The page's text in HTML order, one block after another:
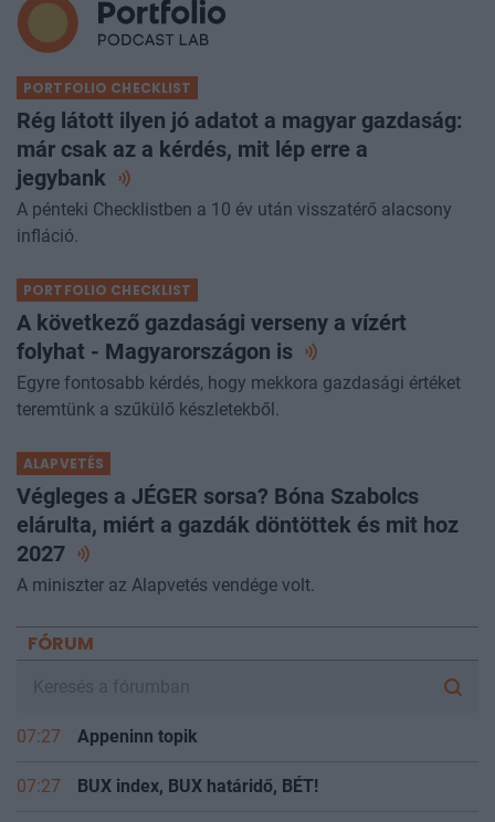
PORTFOLIO CHECKLIST
Rég látott ilyen jó adatot a magyar gazdaság:
már csak az a kérdés, mit lép erre a
jegybank
A pénteki Checklistben a 10 év után visszatérő alacsony
infláció.
PORTFOLIO CHECKLIST
A következő gazdasági verseny a vízért
folyhat - Magyarországon is
Egyre fontosabb kérdés, hogy mekkora gazdasági értéket
teremtünk a szűkülő készletekből.
ALAPVETÉS
Végleges a JÉGER sorsa? Bóna Szabolcs
elárulta, miért a gazdák döntöttek és mit hoz
2027
A miniszter az Alapvetés vendége volt.
FÓRUM
07:27 Appeninn topik
07:27 BUX index, BUX határidő, BÉT!